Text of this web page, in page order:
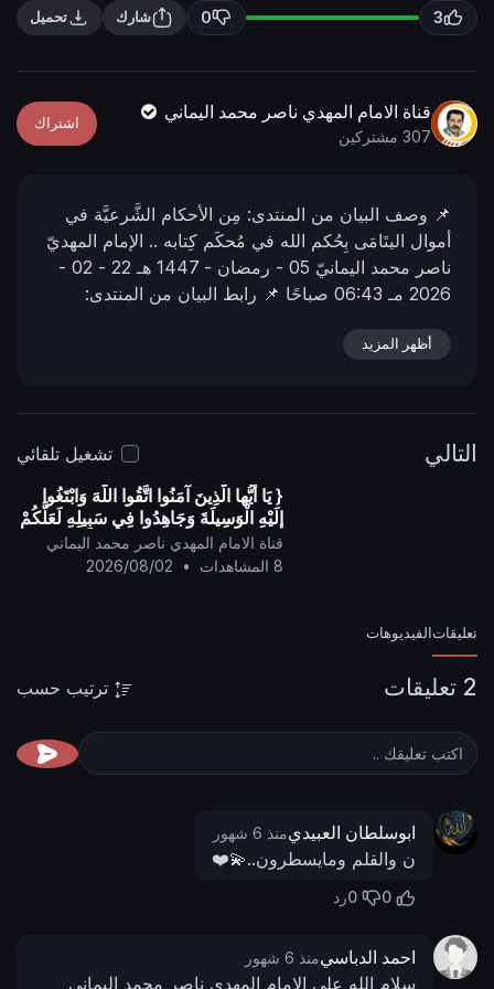
s
f
l
s
3
0 شارك تحميل
قناة الامام المهدي ناصر محمد اليماني
307 مشتركين
اشتراك
📌 وصف البیان من المنتدى: مِن الأحكام الشَّرعيَّة في
أموال اليتَامَى بِحُكم الله في مُحكَم كِتابه .. الإمام المهديّ
ناصر محمد اليمانيّ 05 - رمضان - 1447 هـ
22 - 02 -
2026 مـ
06:43 صباحًا
📌 رابط البيان من المنتدى:
p=49608
أظهر المزيد
التالي
تشغيل تلقائي
{ يَا أيُّها الَّذِينَ آمَنُوا اتَّقُوا اللَّهَ وَابْتَغُوا
إِلَيْهِ الْوَسِيلَةَ وَجَاهِدُوا فِي سَبِيلِهِ لَعَلَّكُمْ
تُفْلِحُونَ }
قناة الامام المهدي ناصر محمد اليماني
8 المشاهدات
•
2026/08/02
تعليقات الفيديوهات
2 تعليقات ترتيب حسب
ابوسلطان العبيديمنذ 6 شهور
ن والقلم ومايسطرون..💫❤️
0
0رد
احمد الدباسيمنذ 6 شهور
سلام الله على الامام المهدي ناصر محمد اليماني